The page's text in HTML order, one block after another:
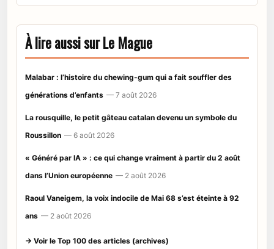
À lire aussi sur Le Mague
Malabar : l’histoire du chewing-gum qui a fait souffler des
générations d’enfants — 7 août 2026
La rousquille, le petit gâteau catalan devenu un symbole du
Roussillon — 6 août 2026
« Généré par IA » : ce qui change vraiment à partir du 2 août
dans l’Union européenne — 2 août 2026
Raoul Vaneigem, la voix indocile de Mai 68 s’est éteinte à 92
ans — 2 août 2026
→ Voir le Top 100 des articles (archives)